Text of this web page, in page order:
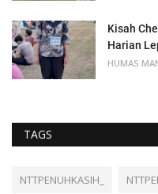
Kisah
Harian
HUMAS
TAGS
NTTPENUHKASIH_